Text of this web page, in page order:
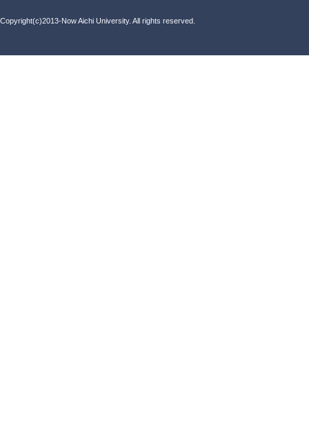
Copyright(c)2013-Now Aichi University. All rights reserved.